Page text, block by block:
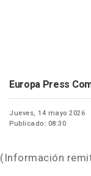
Europa Press
Jueves, 14 mayo 2026
Publicado: 08:30
(Información